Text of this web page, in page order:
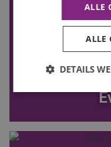
ALLE
ALLE
DETAILS